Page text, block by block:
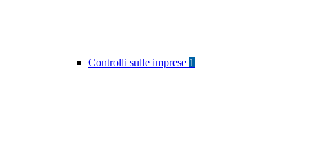
Controlli sulle imprese 1